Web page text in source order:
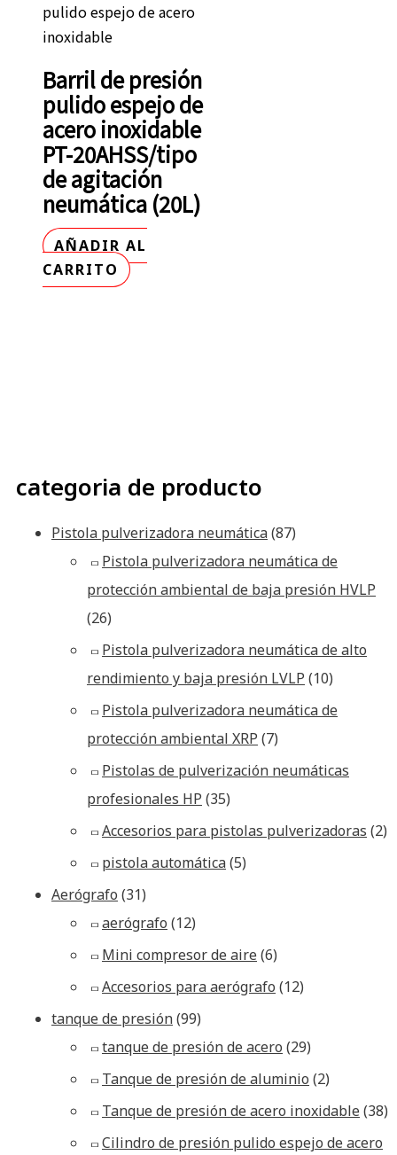
categoria de producto
Pistola pulverizadora neumática(87)
Pistola pulverizadora neumática de
protección ambiental de baja presión HVLP
(26)
Pistola pulverizadora neumática de alto
rendimiento y baja presión LVLP (10)
Pistola pulverizadora neumática de
protección ambiental XRP (7)
Pistolas de pulverización neumáticas
profesionales HP (35)
Accesorios para pistolas pulverizadoras (2)
pistola automática(5)
Aerógrafo (31)
aerógrafo (12)
Mini compresor de aire(6)
Accesorios para aerógrafo (12)
tanque de presión(99)
tanque de presión de acero (29)
Tanque de presión de aluminio (2)
Tanque de presión de acero inoxidable(38)
Cilindro de presión pulido espejo de acero
pulido espejo de acero
inoxidable
Barril de presión
pulido espejo de
acero inoxidable
PT-20AHSS/tipo
de agitación
neumática (20L)
AÑADIR AL
CARRITO